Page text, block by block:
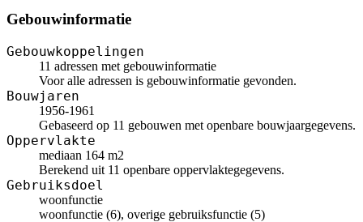
Gebouwinformatie
Gebouwkoppelingen
11 adressen met gebouwinformatie
Voor alle adressen is gebouwinformatie gevonden.
Bouwjaren
1956-1961
Gebaseerd op 11 gebouwen met openbare bouwjaargegevens.
Oppervlakte
mediaan 164 m2
Berekend uit 11 openbare oppervlaktegegevens.
Gebruiksdoel
woonfunctie
woonfunctie (6), overige gebruiksfunctie (5)